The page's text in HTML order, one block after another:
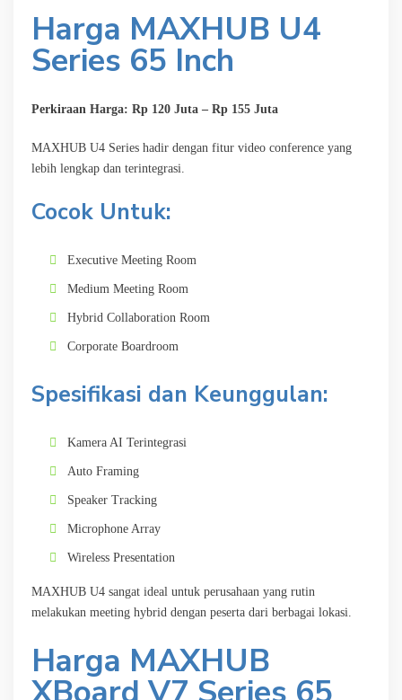
Harga MAXHUB U4
Series 65 Inch
Perkiraan Harga: Rp 120 Juta – Rp 155 Juta
MAXHUB U4 Series hadir dengan fitur video conference yang
lebih lengkap dan terintegrasi.
Cocok Untuk:
Executive Meeting Room
Medium Meeting Room
Hybrid Collaboration Room
Corporate Boardroom
Spesifikasi dan Keunggulan:
Kamera AI Terintegrasi
Auto Framing
Speaker Tracking
Microphone Array
Wireless Presentation
MAXHUB U4 sangat ideal untuk perusahaan yang rutin
melakukan meeting hybrid dengan peserta dari berbagai lokasi.
Harga MAXHUB